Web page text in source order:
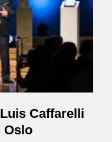
Caffarelli
Oslo